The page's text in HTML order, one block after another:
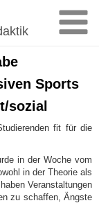
Sports
sozial
fit für die
in der Woche vom
in der Theorie als
Veranstaltungen
zu schaffen, Ängste